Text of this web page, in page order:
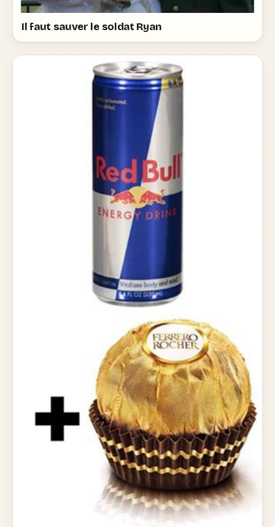
Il faut sauver le soldat Ryan